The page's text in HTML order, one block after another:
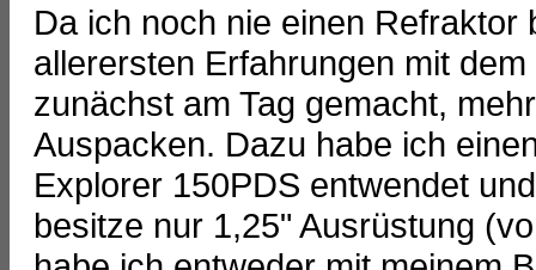
Da ich noch nie einen
allerersten Erfahrungen mit
zunächst am Tag gemacht,
Auspacken. Dazu habe ich
Explorer 150PDS entwendet
besitze nur 1,25" Ausrüstung